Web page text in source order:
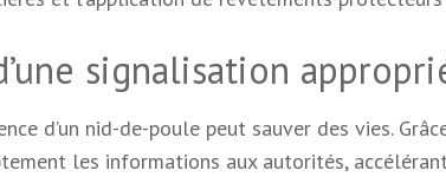
signalisation
d’un nid-de-poule peut sauver des vies.
les informations aux autorités,